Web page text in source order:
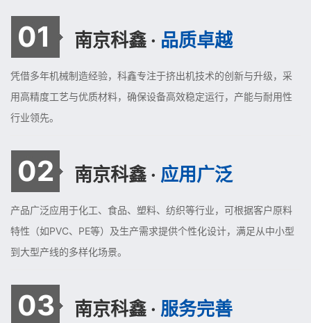
01 南京科鑫 · 品质卓越
凭借多年机械制造经验，科鑫专注于挤出机技术的创新与升级，采
用高精度工艺与优质材料，确保设备高效稳定运行，产能与耐用性
行业领先。
02 南京科鑫 · 应用广泛
产品广泛应用于化工、食品、塑料、纺织等行业，可根据客户原料
特性（如PVC、PE等）及生产需求提供个性化设计，满足从中小型
到大型产线的多样化场景。
03 南京科鑫 · 服务完善